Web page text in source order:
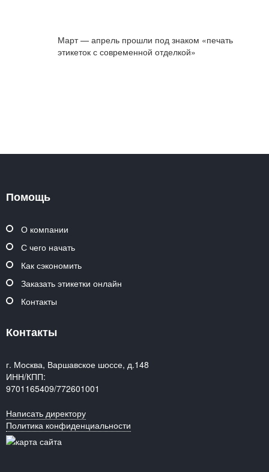
Март — апрель прошли под знаком «печать
этикеток с современной отделкой»
Помощь
О компании
С чего начать
Как сэкономить
Заказать этикетки онлайн
Контакты
Контакты
г. Москва, Варшавское шоссе, д.148
ИНН/КПП:
9701165409/772601001
Написать директору
Политика конфиденциальности